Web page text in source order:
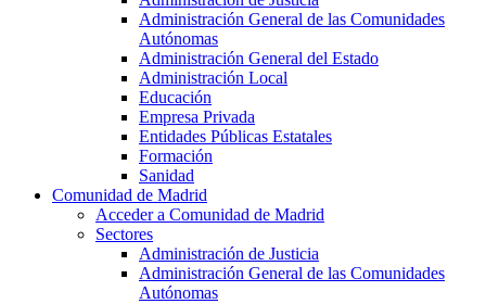
Administración General de las Comunidades
Autónomas
Administración General del Estado
Administración Local
Educación
Empresa Privada
Entidades Públicas Estatales
Formación
Sanidad
Comunidad de Madrid
Acceder a Comunidad de Madrid
Sectores
Administración de Justicia
Administración General de las Comunidades
Autónomas